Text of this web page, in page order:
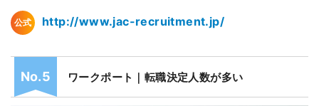
公式 http://www.jac-recruitment.jp/
ワークポート｜転職決定人数が多い